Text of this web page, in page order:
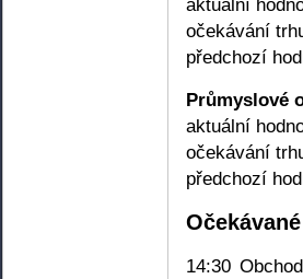
aktuální
očekávání
předchozí
Průmyslové
aktuální
očekávání
předchozí
14:30